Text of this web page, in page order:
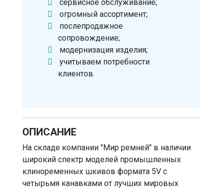
сервисное обслуживание;
огромный ассортимент;
послепродажное
сопровождение;
модернизация изделия;
учитываем потребности
клиентов.
ОПИСАНИЕ
На складе компании "Мир ремней" в наличии
широкий спектр моделей промышленных
клиноременных шкивов формата 5V с
четырьмя канавками от лучших мировых